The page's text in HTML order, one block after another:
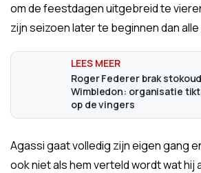
om de feestdagen uitgebreid te
zijn seizoen later te beginnen dan
Roger Federer brak
Wimbledon: organisatie
op de vingers
Agassi gaat volledig zijn eigen gang
ook niet als hem verteld wordt wat hij